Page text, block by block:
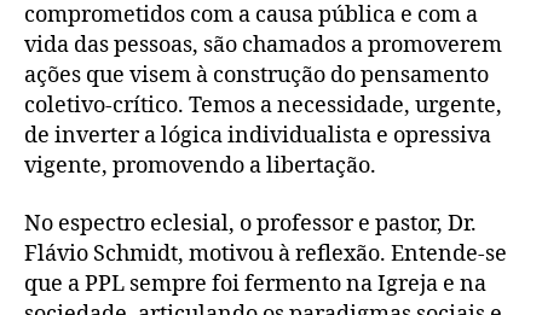
comprometidos com a causa pública e com a
vida das pessoas, são chamados a promoverem
ações que visem à construção do pensamento
coletivo-crítico. Temos a necessidade, urgente,
de inverter a lógica individualista e opressiva
vigente, promovendo a libertação.
No espectro eclesial, o professor e pastor, Dr.
Flávio Schmidt, motivou à reflexão. Entende-se
que a PPL sempre foi fermento na Igreja e na